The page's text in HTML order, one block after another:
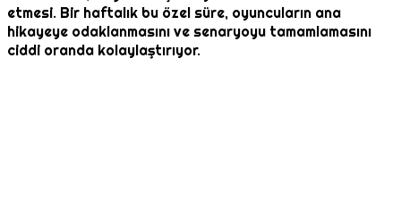
etmesi. Bir haftalık bu özel süre, oyuncuların ana
hikayeye odaklanmasını ve senaryoyu tamamlamasını
ciddi oranda kolaylaştırıyor.